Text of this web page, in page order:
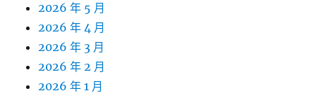
2026 年 5 月
2026 年 4 月
2026 年 3 月
2026 年 2 月
2026 年 1 月